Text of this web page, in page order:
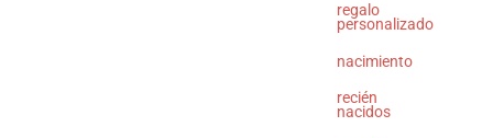
regalo
personalizado
nacimiento
recién
nacidos